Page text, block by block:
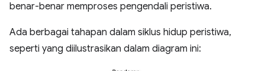
benar-benar memproses pengendali peristiwa.
Ada berbagai tahapan dalam siklus hidup peristiwa,
seperti yang diilustrasikan dalam diagram ini: